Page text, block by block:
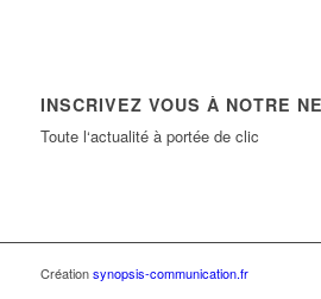
INSCRIVEZ VOUS À NOTRE
Toute l‘actualité à portée de clic
Créationsynopsis-communication.fr